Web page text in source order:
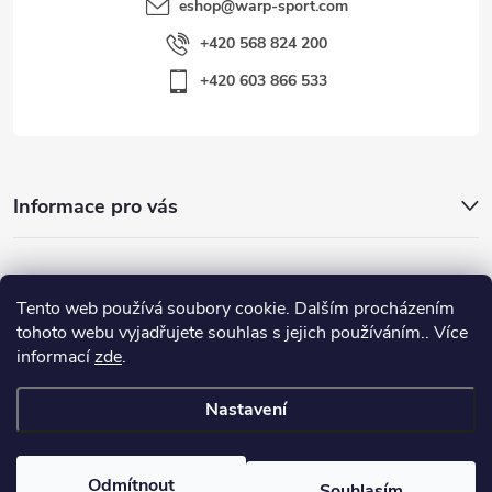
Tento web používá soubory cookie. Dalším procházením
tohoto webu vyjadřujete souhlas s jejich používáním.. Více
informacízde.
Nastavení
Odmítnout
eshop@warp-sport.com
+420 568 824 200
+420 603 866 533
Informace pro vás
Nejhledanější
Důležité odkazy
Warp-Sport.com. Všechna práva vyhrazena.